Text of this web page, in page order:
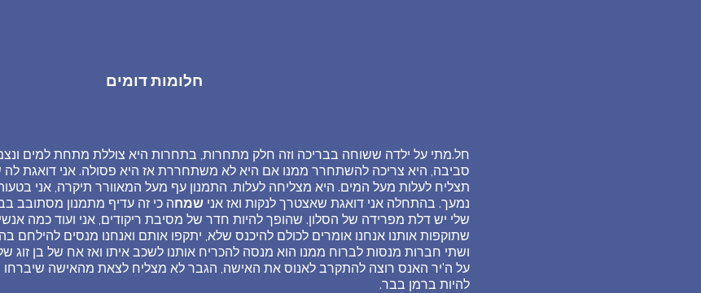
חלומות דומים
חל.מתי על ילדה ששוחה בבריכה וזה חלק מתחרות, בתחרות היא צוללת מתחת למים
סביבה, היא צריכה להשתחרר ממנו אם היא לא משתחררת אז היא פסולה. אני דואגת לה
תצליח לעלות מעל המים. היא מצליחה לעלות. התמנון עף מעל המאוורר תיקרה, אני
נמעך. בהתחלה אני דואגת שאצטרך לנקות ואז אני שמחה כי זה עדיף מתמנון מסתובב
שלי יש דלת מפרידה של הסלון. שהופך להיות חדר של מסיבת ריקודים, אני ועוד כמה
שתוקפות אותנו אנחנו אומרים לכולם להיכנס שלא, יתקפו אותם ואנחנו מנסים להילחם
ושתי חברות מנסות לברוח ממנו הוא מנסה להכריח אותנו לשכב איתו ואז אח של בן זוג
על ה'יר האנס רוצה להתקרב לאנוס את האישה, הגבר לא מצליח לצאת מהאישה שיברחו
להיות ברמן בבר.